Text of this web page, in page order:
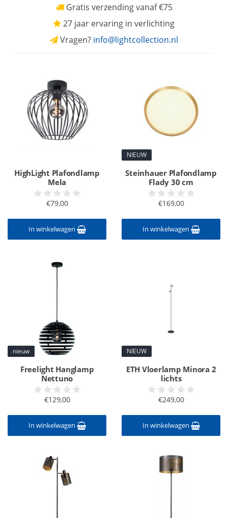
Gratis verzending vanaf €75
27 jaar ervaring in verlichting
Vragen? info@lightcollection.nl
HighLight Plafondlamp
Mela
€79,00
In winkelwagen
NIEUW
Steinhauer Plafondlamp
Flady 30 cm
€169,00
In winkelwagen
nieuw
Freelight Hanglamp
Nettuno
€129,00
In winkelwagen
NIEUW
ETH Vloerlamp Minora 2
lichts
€249,00
In winkelwagen